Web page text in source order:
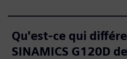
Qu'est-ce qui
SINAMICS G120D